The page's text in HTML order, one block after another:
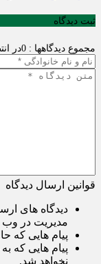
ثبت دیدگاه
مجموع دیدگاهها : 0 در
قوانین ارسال دیدگاه
دیدگاه های
مدیریت در وب
پیام هایی که
پیام هایی که
نخواهد شد.